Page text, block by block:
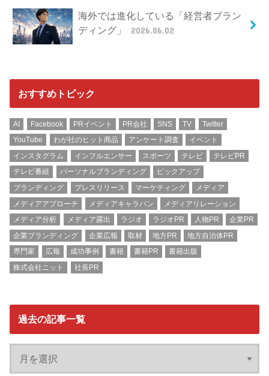
海外では進化している「経営者ブラン
ディング」
2026.06.02
おすすめトピック
AI Facebook PRイベント PR会社 SNS TV
Twitter
YouTube
わが社のヒット商品 アンケート調査
イベント
インスタグラム
インフルエンサー スポーツ テレビ
テレビPR
テレビ番組
パーソナルブランディング
ピックアップ
ブランディング
プレスリリース マーケティング
メディア
メディアアプローチ
メディアキャラバン
メディアリレーション
メディア分析
メディア露出 ラジオ ラジオPR 人物PR
企業PR
企業ブランディング
企業広報 取材 地方PR
地方自治体PR
専門家
広報 成功事例 書籍 書籍PR
書籍出版
株式会社ニット
社長PR
過去の記事一覧